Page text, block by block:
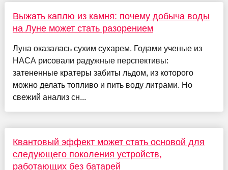
Выжать каплю из камня: почему добыча воды
на Луне может стать разорением
Луна оказалась сухим сухарем. Годами ученые из
НАСА рисовали радужные перспективы:
затененные кратеры забиты льдом, из которого
можно делать топливо и пить воду литрами. Но
свежий анализ сн...
Квантовый эффект может стать основой для
следующего поколения устройств,
работающих без батарей